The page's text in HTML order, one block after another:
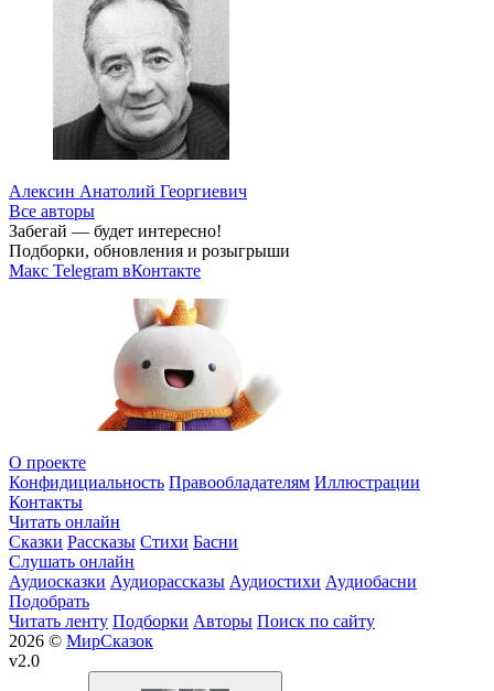
Алексин Анатолий Георгиевич
Все авторы
Забегай — будет интересно!
Подборки, обновления и розыгрыши
Макс Telegram вКонтакте
О проекте
Конфидициальность Правообладателям Иллюстрации
Контакты
Читать онлайн
Сказки Рассказы Стихи Басни
Слушать онлайн
Аудиосказки Аудиорассказы Аудиостихи Аудиобасни
Подобрать
Читать ленту Подборки Авторы Поиск по сайту
2026 © МирСказок
v2.0